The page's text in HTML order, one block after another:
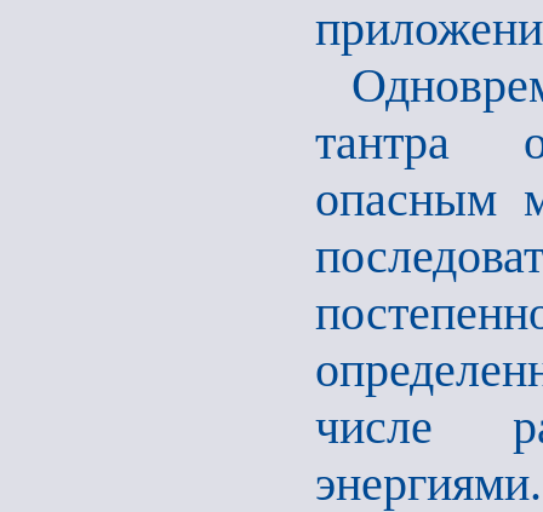
тантра
опасным
числе
энергиями.